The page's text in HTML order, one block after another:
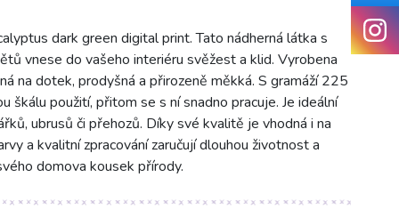
dark green digital print. Tato nádherná látka s
vnese do vašeho interiéru svěžest a klid. Vyrobena
na dotek, prodyšná a přirozeně měkká. S gramáží 225
použití, přitom se s ní snadno pracuje. Je ideální
ubrusů či přehozů. Díky své kvalitě je vhodná i na
a kvalitní zpracování zaručují dlouhou životnost a
domova kousek přírody.